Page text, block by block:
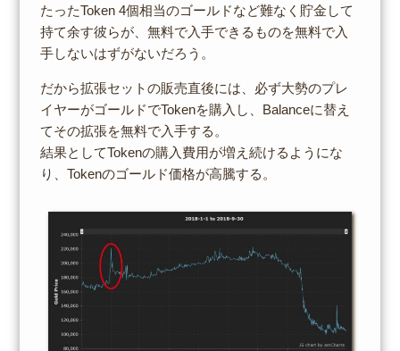
たったToken 4個相当のゴールドなど難なく貯金して
持て余す彼らが、無料で入手できるものを無料で入
手しないはずがないだろう。
だから拡張セットの販売直後には、必ず大勢のプレ
イヤーがゴールドでTokenを購入し、Balanceに替え
てその拡張を無料で入手する。
結果としてTokenの購入費用が増え続けるようにな
り、Tokenのゴールド価格が高騰する。